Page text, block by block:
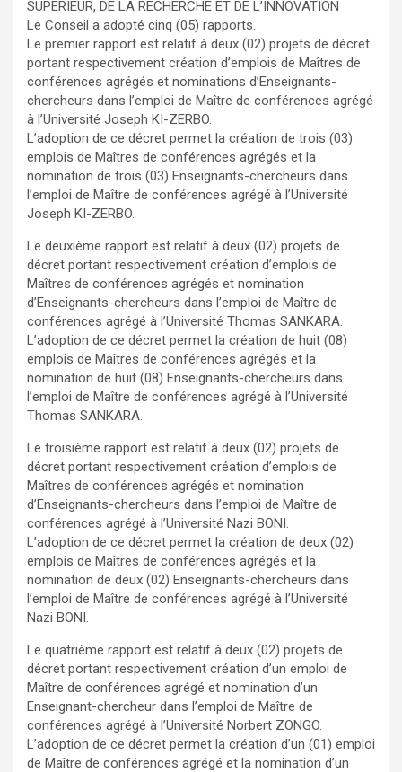
SUPERIEUR, DE LA RECHERCHE ET DE L’INNOVATION
Le Conseil a adopté cinq (05) rapports.
Le premier rapport est relatif à deux (02) projets de décret
portant respectivement création d’emplois de Maîtres de
conférences agrégés et nominations d’Enseignants-
chercheurs dans l’emploi de Maître de conférences agrégé
à l’Université Joseph KI-ZERBO.
L’adoption de ce décret permet la création de trois (03)
emplois de Maîtres de conférences agrégés et la
nomination de trois (03) Enseignants-chercheurs dans
l’emploi de Maître de conférences agrégé à l’Université
Joseph KI-ZERBO.
Le deuxième rapport est relatif à deux (02) projets de
décret portant respectivement création d’emplois de
Maîtres de conférences agrégés et nomination
d’Enseignants-chercheurs dans l’emploi de Maître de
conférences agrégé à l’Université Thomas SANKARA.
L’adoption de ce décret permet la création de huit (08)
emplois de Maîtres de conférences agrégés et la
nomination de huit (08) Enseignants-chercheurs dans
l’emploi de Maître de conférences agrégé à l’Université
Thomas SANKARA.
Le troisième rapport est relatif à deux (02) projets de
décret portant respectivement création d’emplois de
Maîtres de conférences agrégés et nomination
d’Enseignants-chercheurs dans l’emploi de Maître de
conférences agrégé à l’Université Nazi BONI.
L’adoption de ce décret permet la création de deux (02)
emplois de Maîtres de conférences agrégés et la
nomination de deux (02) Enseignants-chercheurs dans
l’emploi de Maître de conférences agrégé à l’Université
Nazi BONI.
Le quatrième rapport est relatif à deux (02) projets de
décret portant respectivement création d’un emploi de
Maître de conférences agrégé et nomination d’un
Enseignant-chercheur dans l’emploi de Maître de
conférences agrégé à l’Université Norbert ZONGO.
L’adoption de ce décret permet la création d’un (01) emploi
de Maître de conférences agrégé et la nomination d’un